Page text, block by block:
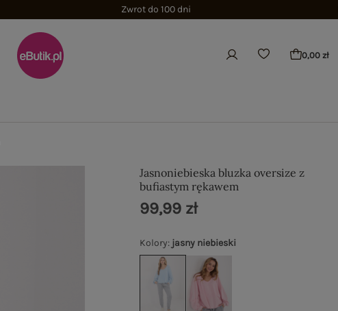
Zwrot do 100 dni
0,00 zł
Jasnoniebieska bluzka oversize z
bufiastym rękawem
Kolory: jasny niebieski
99,99 zł